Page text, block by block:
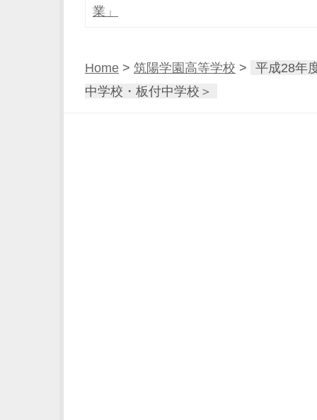
業」
Home > 筑陽学園高等学校 >
平成28年
中学校・板付中学校＞